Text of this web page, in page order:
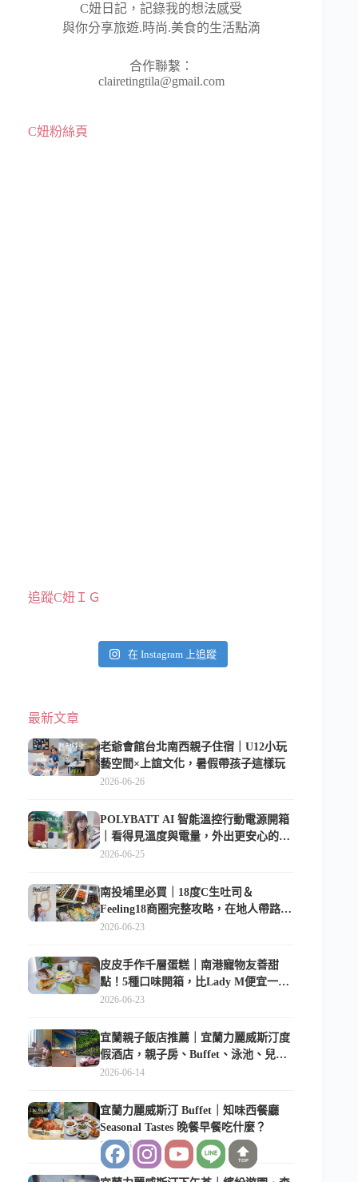
C妞日記，記錄我的想法感受
與你分享旅遊.時尚.美食的生活點滴
合作聯繫：
clairetingtila@gmail.com
C妞粉絲頁
追蹤C妞ＩＧ
在 Instagram 上追蹤
最新文章
老爺會館台北南西親子住宿｜U12小玩
藝空間×上誼文化，暑假帶孩子這樣玩
2026-06-26
POLYBATT AI 智能溫控行動電源開箱
｜看得見溫度與電量，外出更安心的
10000mAh 行動電源
2026-06-25
南投埔里必買｜18度C生吐司＆
Feeling18商圈完整攻略，在地人帶路這
樣逛
2026-06-23
皮皮手作千層蛋糕｜南港寵物友善甜
點！5種口味開箱，比Lady M便宜一半
的台北隱藏版
2026-06-23
宜蘭親子飯店推薦｜宜蘭力麗威斯汀度
假酒店，親子房、Buffet、泳池、兒童
俱樂部超適合放電
2026-06-14
宜蘭力麗威斯汀 Buffet｜知味西餐廳
Seasonal Tastes 晚餐早餐吃什麼？
2026-06-12
TOP